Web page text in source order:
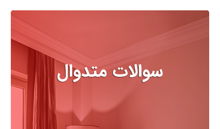
سوالات متدوال
مهمترین سوالاتی که درباره هتل